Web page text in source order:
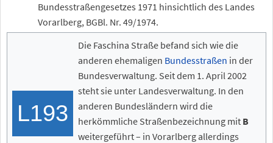
Bundesstraßengesetzes 1971 hinsichtlich des Landes
Vorarlberg, BGBl. Nr. 49/1974.
L193
Die Faschina Straße befand sich wie die
anderen ehemaligen Bundesstraßen in der
Bundesverwaltung. Seit dem 1. April 2002
steht sie unter Landesverwaltung. In den
anderen Bundesländern wird die
herkömmliche Straßenbezeichnung mit B
weitergeführt – in Vorarlberg allerdings